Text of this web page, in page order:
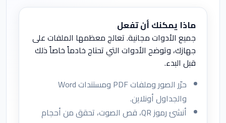
ماذا يمكنك أن تفعل
جميع الأدوات مجانية. تعالج معظمها الملفات على
جهازك، وتوضح الأدوات التي تحتاج خادماً خاصاً ذلك
قبل البدء.
حرّر الصور وملفات PDF ومستندات Word
والجداول أونلاين.
أنشئ رموز QR، قص الصوت، تحقق من أحجام